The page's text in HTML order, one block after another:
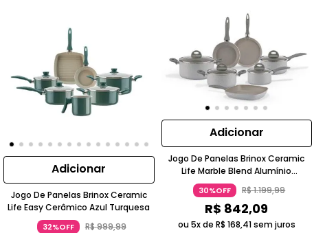
Adicionar
Jogo De Panelas Brinox Ceramic
Life Easy Cerâmico Azul Turquesa
32%OFF R$999,99
Adicionar
Jogo De Panelas Brinox Ceramic
Life Marble Blend Alumínio
Antiaderente Cinza Claro 7 Peças
Indução
30%OFF R$1.199,99
R$ 842,09
ou 5x de R$ 168,41sem juros